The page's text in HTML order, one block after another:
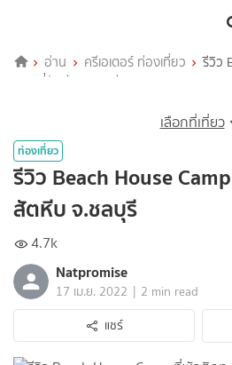
อ่าน ครีเอเตอร์ ท่องเที่ยว
รีวิว
ทะเล ที่สัตหีบ จ.ชลบุรี
เลือกที่เที่ยว
ท่องเที่ยว
รีวิว Beach House
สัตหีบ จ.ชลบุรี
4.7k
Natpromise
17 เม.ย. 2022 | 2 min read
แชร์